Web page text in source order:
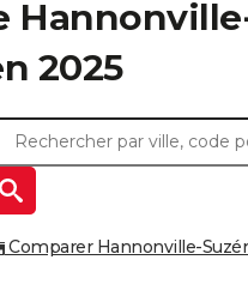
2025
Comparer Hannonville-